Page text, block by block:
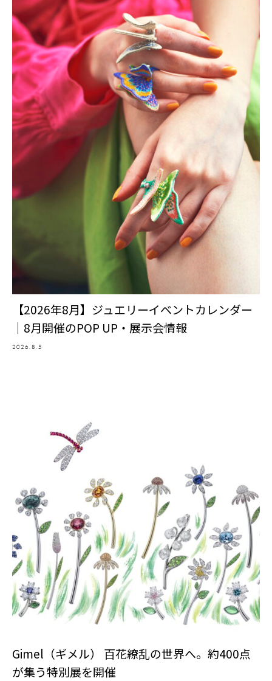
【2026年8月】ジュエリーイベントカレンダー
｜8月開催のPOP UP・展示会情報
2026.8.5
Gimel（ギメル） 百花繚乱の世界へ。約400点
が集う特別展を開催